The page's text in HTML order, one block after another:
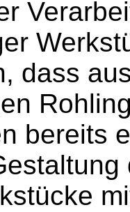
dass
bereits